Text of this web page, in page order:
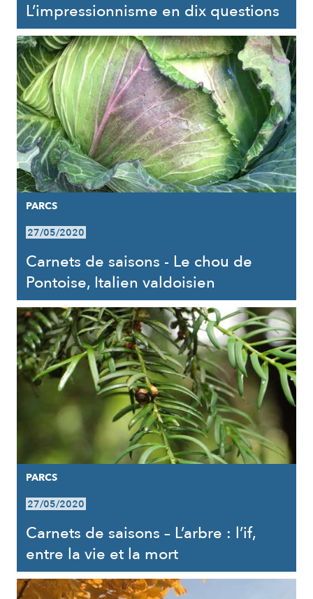
L’impressionnisme en dix questions
PARCS
27/05/2020
Carnets de saisons - Le chou de
Pontoise, Italien valdoisien
PARCS
27/05/2020
Carnets de saisons – L’arbre : l’if,
entre la vie et la mort